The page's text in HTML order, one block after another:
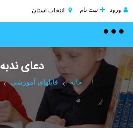
ورود ثبت نام انتخاب استان
Toggle
دعای ندبه
خانه فایلهای آموزشی